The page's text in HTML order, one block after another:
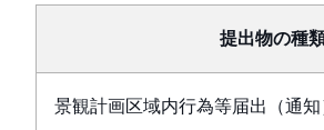
提出物の種
景観計画区域内行為等届出（通